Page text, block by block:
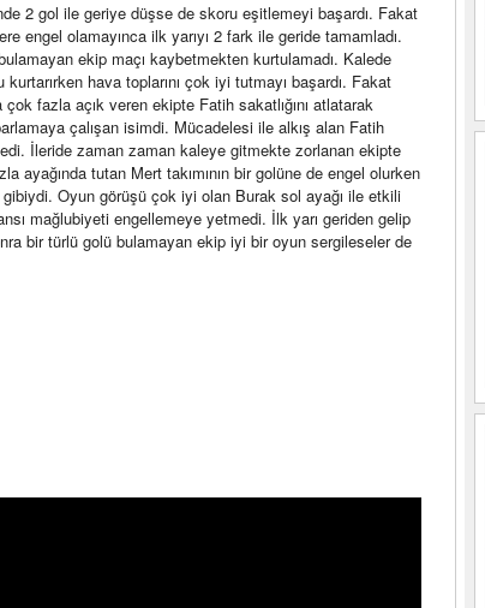
2 gol ile geriye düşse de skoru eşitlemeyi başardı. Fakat
engel olamayınca ilk yarıyı 2 fark ile geride tamamladı.
ekip maçı kaybetmekten kurtulamadı. Kalede
hava toplarını çok iyi tutmayı başardı. Fakat
fazla açık veren ekipte Fatih sakatlığını atlatarak
çalışan isimdi. Mücadelesi ile alkış alan Fatih
İleride zaman zaman kaleye gitmekte zorlanan ekipte
ayağında tutan Mert takımının bir golüne de engel olurken
gibiydi. Oyun görüşü çok iyi olan Burak sol ayağı ile etkili
mağlubiyeti engellemeye yetmedi. İlk yarı geriden gelip
bir türlü golü bulamayan ekip iyi bir oyun sergileseler de